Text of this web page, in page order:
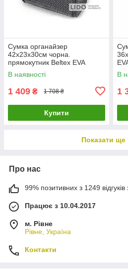
Сумка органайзер
42х23х30см чорна.
прямокутник Beltex EVA
BX38501
В наявності
1 409 ₴ 1 708 ₴
Купити
В
1
Показати ще
Про нас
99% позитивних з 1249 відгуків
Працює з 10.04.2017
м. Рівне
Рівне, Україна
Контакти